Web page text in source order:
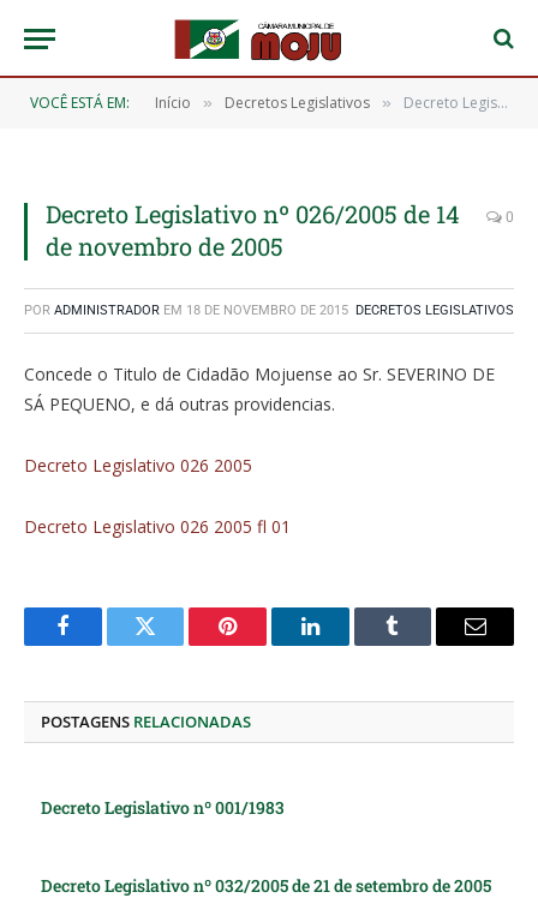
VOCÊ ESTÁ EM: Início » Decretos Legislativos » Decreto Legislativo nº 026/2005 de 14 de novembro de 2005
Decreto Legislativo nº 026/2005 de 14
de novembro de 2005
0
POR ADMINISTRADOR EM 18 DE NOVEMBRO DE 2015 DECRETOS LEGISLATIVOS
Concede o Titulo de Cidadão Mojuense ao Sr. SEVERINO DE
SÁ PEQUENO, e dá outras providencias.
Decreto Legislativo 026 2005
Decreto Legislativo 026 2005 fl 01
FacebookTwitter Pinterest O
Tumblr
E-
POSTAGENS RELACIONADAS
Decreto Legislativo nº 001/1983
Decreto Legislativo nº 032/2005 de 21 de setembro de 2005